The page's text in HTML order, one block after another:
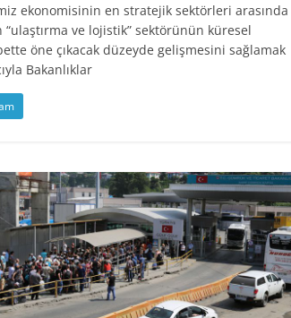
ekonomisinin en stratejik sektörleri arasında
“ulaştırma ve lojistik” sektörünün küresel
öne çıkacak düzeyde gelişmesini sağlamak
Bakanlıklar